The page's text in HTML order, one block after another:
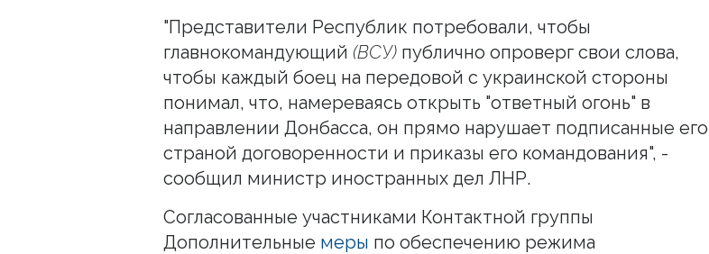
"Представители Республик потребовали, чтобы
главнокомандующий (ВСУ) публично опроверг свои слова,
чтобы каждый боец на передовой с украинской стороны
понимал, что, намереваясь открыть "ответный огонь" в
направлении Донбасса, он прямо нарушает подписанные его
страной договоренности и приказы его командования", -
сообщил министр иностранных дел ЛНР.
Согласованные участниками Контактной группы
Дополнительные меры по обеспечению режима